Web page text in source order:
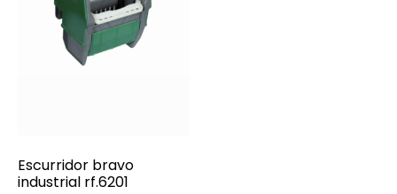
Escurridor bravo
industrial rf.6201